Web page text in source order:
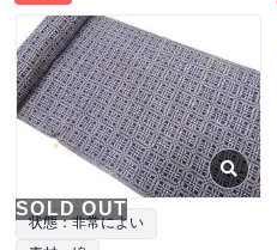
SOLD OUT
状態：非常によい